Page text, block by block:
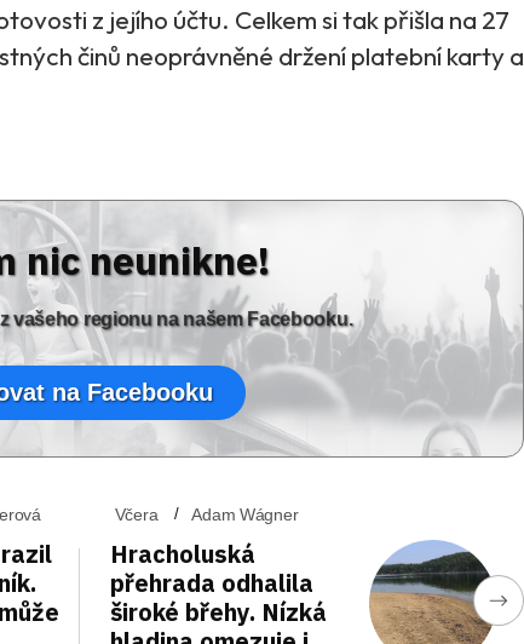
z jejího účtu. Celkem si tak přišla na 27
činů neoprávněné držení platební karty a
nic neunikne!
vašeho regionu na našem Facebooku.
na Facebooku
Včera Adam Wágner
Hracholuská
přehrada odhalila
široké břehy. Nízká